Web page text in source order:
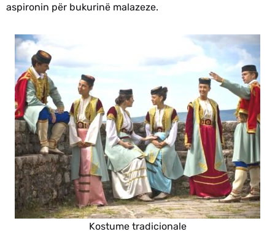
aspironin për bukurinë malazeze.
Kostume tradicionale